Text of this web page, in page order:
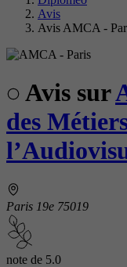
Avis
Avis AMCA -
Avis sur
des
Paris 19e 75019
note de 5.0